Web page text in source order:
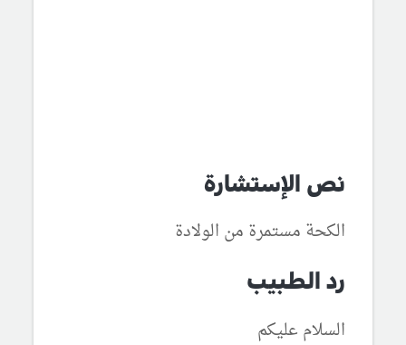
نص الإستشارة
الكحة مستمرة من الولادة
رد الطبيب
السلام عليكم